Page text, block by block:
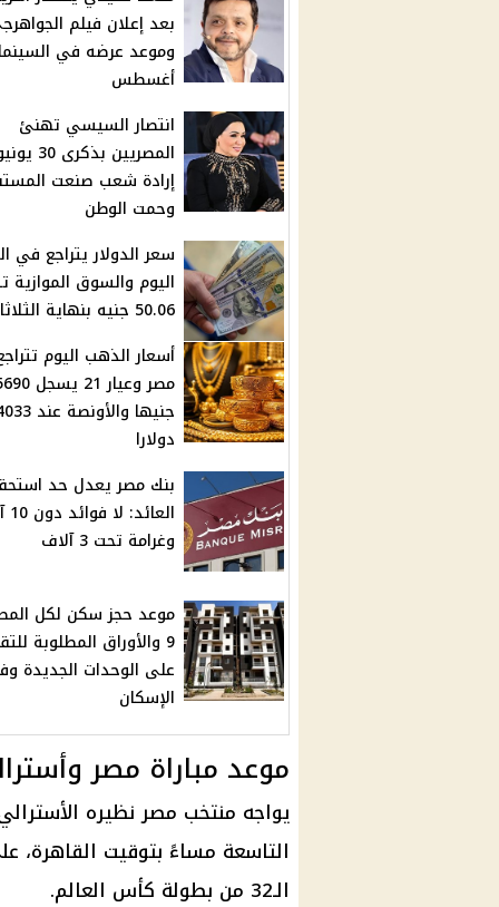
بعد إعلان فيلم
أغسطس
انتصار السيسي تهنئ
المصريين بذكرى
إرادة شعب صنعت
وحمت الوطن
سعر الدولار يتراجع في
اليوم والسوق
50.06 جنيه بنهاية الثلاثاء
أسعار الذهب اليوم
مصر وعيار 21
جنيها والأونصة
دولارا
بنك مصر يعدل حد
وغرامة تحت 3 آلاف
موعد حجز سكن لكل
9 والأوراق المطلوبة
على الوحدات الجديدة
الإسكان
موعد مباراة مصر
التاسعة مساءً بتوقيت
الـ32 من بطولة كأس العالم.